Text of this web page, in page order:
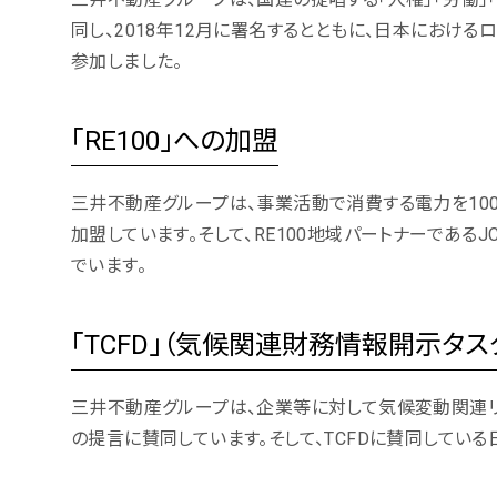
同し、2018年12月に署名するとともに、日本におけるロ
参加しました。
「RE100」への加盟
三井不動産グループは、事業活動で消費する電力を
加盟しています。そして、RE100地域パートナーであ
でいます。
「TCFD」（気候関連財務情報開示タ
三井不動産グループは、企業等に対して気候変動関連
の提言に賛同しています。そして、TCFDに賛同してい